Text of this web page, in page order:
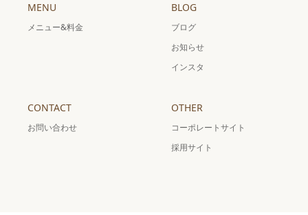
MENU
メニュー&料金
BLOG
ブログ
お知らせ
インスタ
CONTACT
お問い合わせ
OTHER
コーポレートサイト
採用サイト